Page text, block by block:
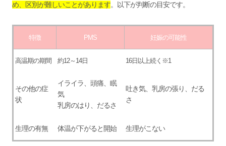
め、区別が難しいことがあります。以下が判断の目安です。
特徴 PMS 妊娠の可能性
高温期の期間 約12～14日 16日以上続く※1
その他の症
状
イライラ、頭痛、眠
気
乳房のはり、だるさ
吐き気、乳房の張り、だる
さ
生理の有無 体温が下がると開始 生理がこない